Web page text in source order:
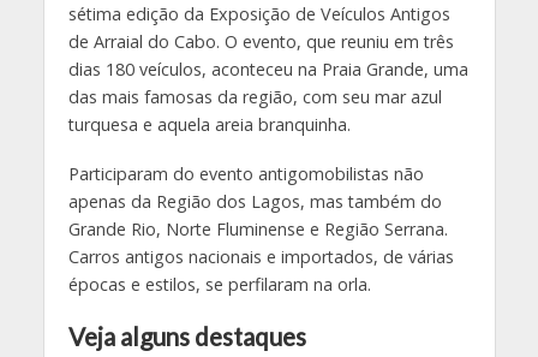
sétima edição da Exposição de Veículos Antigos
de Arraial do Cabo. O evento, que reuniu em três
dias 180 veículos, aconteceu na Praia Grande, uma
das mais famosas da região, com seu mar azul
turquesa e aquela areia branquinha.
Participaram do evento antigomobilistas não
apenas da Região dos Lagos, mas também do
Grande Rio, Norte Fluminense e Região Serrana.
Carros antigos nacionais e importados, de várias
épocas e estilos, se perfilaram na orla.
Veja alguns destaques